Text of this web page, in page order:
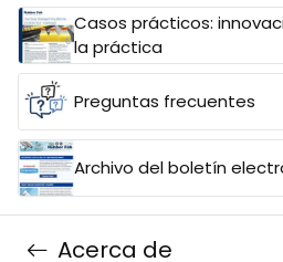
Casos prácticos:
la práctica
Preguntas frecuentes
Archivo del boletín
Acerca de